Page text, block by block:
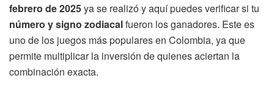
febrero de 2025ya se realizó y aquí puedes verificar si tu
número y signo zodiacalfueron los ganadores. Este es
uno de los juegos más populares en Colombia, ya que
permite multiplicar la inversión de quienes aciertan la
combinación exacta.